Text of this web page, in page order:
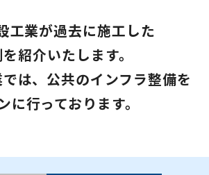
工業が過去に施工した
紹介いたします。
は、公共のインフラ整備を
に行っております。